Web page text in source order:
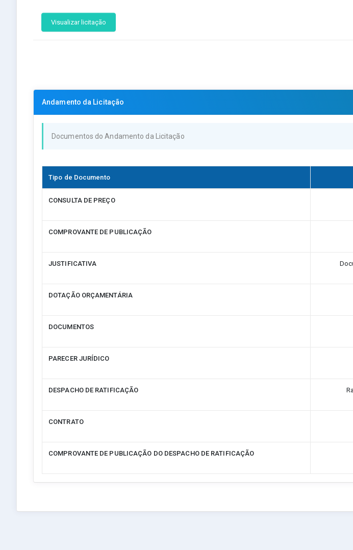
Visualizar licitação
Andamento da Licitação
Documentos do Andamento da Licitação
Tipo de Documento
CONSULTA DE PREÇO
COMPROVANTE DE PUBLICAÇÃO
JUSTIFICATIVA
DOTAÇÃO ORÇAMENTÁRIA
DOCUMENTOS
PARECER JURÍDICO
DESPACHO DE RATIFICAÇÃO
CONTRATO
COMPROVANTE DE PUBLICAÇÃO DO DESPACHO DE RATIFICAÇÃO